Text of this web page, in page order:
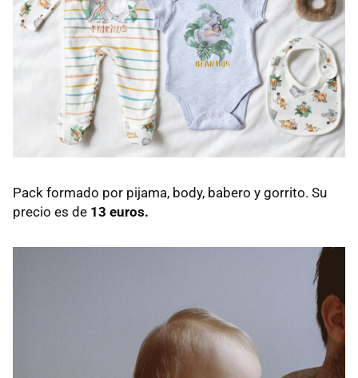
Pack formado por pijama, body, babero y gorrito. Su
precio es de 13 euros.